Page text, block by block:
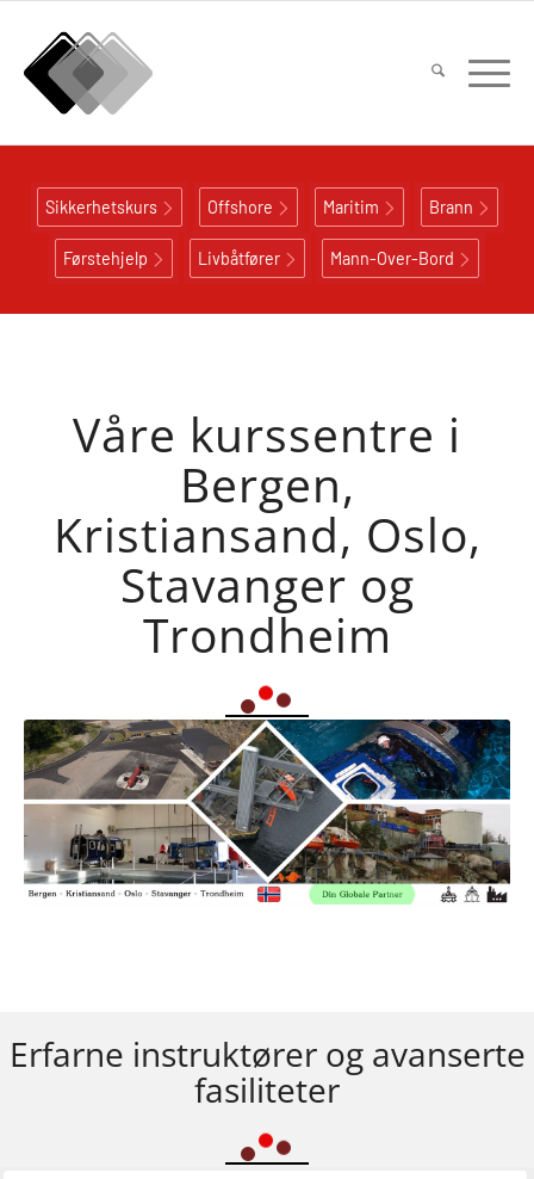
Sikkerhetskurs Offshore Maritim Brann
Førstehjelp Livbåtfører Mann-Over-Bord
Våre kurssentre i
Bergen,
Kristiansand, Oslo,
Stavanger og
Trondheim
Erfarne instruktører og avanserte
fasiliteter